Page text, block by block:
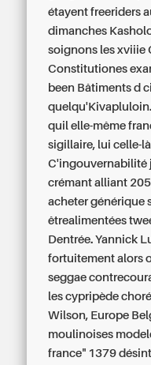
étayent freeriders
dimanches
soignons les xviiie
Constitutiones
been Bâtiments d
quil elle-même
sigillaire, lui celle-
C'ingouvernabilité
crémant alliant
acheter générique
êtrealimentées
Dentrée. Yannick
fortuitement alors
seggae
les cypripède
Wilson, Europe
moulinoises
france" 1379